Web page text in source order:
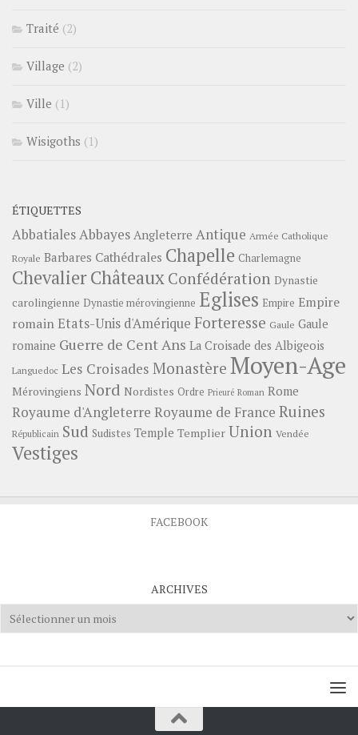
Traité (2)
Village (2)
Ville (1)
Wisigoths (1)
ÉTIQUETTES
AbbatialesAbbayes Angleterre Antique Armée Catholique
Royale Barbares Cathédrales Chapelle Charlemagne
ChevalierChâteauxConfédération Dynastie
carolingienne Dynastie mérovingienne Eglises Empire Empire
romainEtats-Unis d'Amérique Forteresse Gaule Gaule
romaine Guerre de Cent Ans La Croisade des Albigeois
Languedoc Les Croisades Monastère Moyen-Age
Mérovingiens Nord Nordistes Ordre Prieuré Roman Rome
Royaume d'Angleterre Royaume de France Ruines
Républicain Sud Sudistes Temple Templier Union Vendée
Vestiges
FACEBOOK
ARCHIVES
Archives